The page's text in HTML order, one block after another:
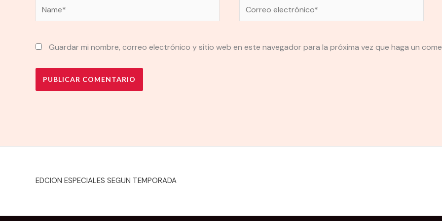
Name*
Correo
electrónico*
Guardar mi nombre, correo electrónico y sitio web en este navegador para la próxima vez que haga un
EDCION ESPECIALES SEGUN TEMPORADA